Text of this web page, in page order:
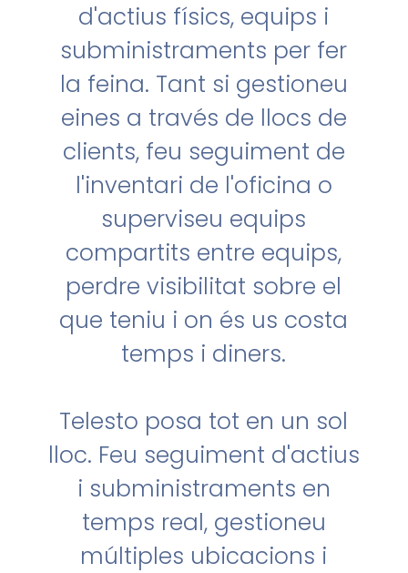
d'actius físics, equips i
subministraments per fer
la feina. Tant si gestioneu
eines a través de llocs de
clients, feu seguiment de
l'inventari de l'oficina o
superviseu equips
compartits entre equips,
perdre visibilitat sobre el
que teniu i on és us costa
temps i diners.
Telesto posa tot en un sol
lloc. Feu seguiment d'actius
i subministraments en
temps real, gestioneu
múltiples ubicacions i